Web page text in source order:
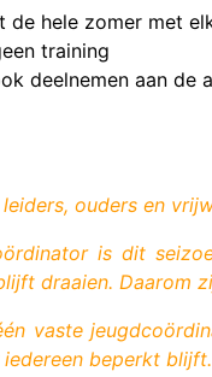
de hele zomer met
training
deelnemen aan de
ouders en
is dit
draaien. Daarom
vaste
beperkt blijft.